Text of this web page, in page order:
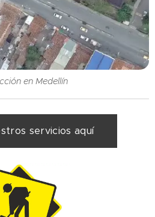
en Medellín
servicios aquí